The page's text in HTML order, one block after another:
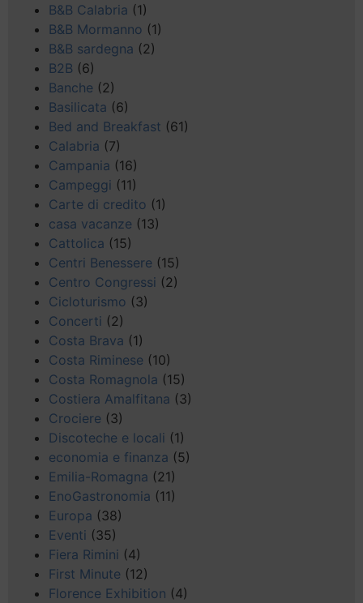
B&B Calabria (1)
B&B Mormanno (1)
B&B sardegna (2)
B2B (6)
Banche (2)
Basilicata (6)
Bed and Breakfast (61)
Calabria (7)
Campania (16)
Campeggi (11)
Carte di credito (1)
casa vacanze (13)
Cattolica (15)
Centri Benessere (15)
Centro Congressi (2)
Cicloturismo (3)
Concerti (2)
Costa Brava (1)
Costa Riminese (10)
Costa Romagnola (15)
Costiera Amalfitana (3)
Crociere (3)
Discoteche e locali (1)
economia e finanza (5)
Emilia-Romagna (21)
EnoGastronomia (11)
Europa (38)
Eventi (35)
Fiera Rimini (4)
First Minute (12)
Florence Exhibition (4)